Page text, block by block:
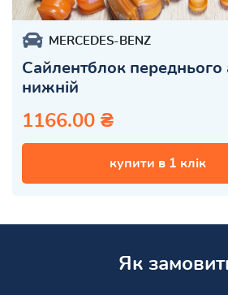
MERCEDES-BENZ
Сайлентблок переднього
нижній
1166.00 ₴
купити в 1 клік
Як